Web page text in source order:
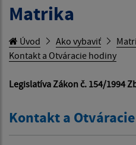
Matrika
Úvod Ako vybaviť
Kontakt a Otváracie hodiny
Legislatíva Zákon č. 154/1994
Kontakt a